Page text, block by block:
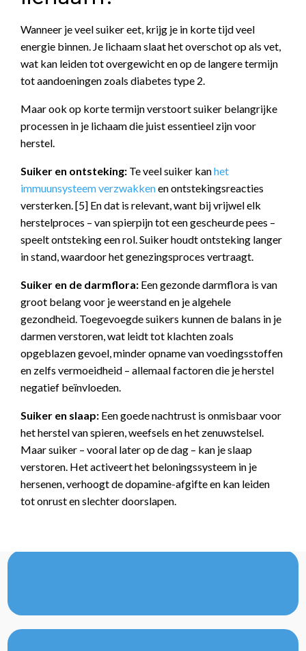
Wanneer je veel suiker eet, krijg je in korte tijd veel
energie binnen. Je lichaam slaat het overschot op als vet,
wat kan leiden tot overgewicht en op de langere termijn
tot aandoeningen zoals diabetes type 2.
Maar ook op korte termijn verstoort suiker belangrijke
processen in je lichaam die juist essentieel zijn voor
herstel.
Suiker en ontsteking: Te veel suiker kanhet
immuunsysteem verzwakkenen ontstekingsreacties
versterken. [5] En dat is relevant, want bij vrijwel elk
herstelproces – van spierpijn tot een gescheurde pees –
speelt ontsteking een rol. Suiker houdt ontsteking langer
in stand, waardoor het genezingsproces vertraagt.
Suiker en de darmflora: Een gezonde darmflora is van
groot belang voor je weerstand en je algehele
gezondheid. Toegevoegde suikers kunnen de balans in je
darmen verstoren, wat leidt tot klachten zoals
opgeblazen gevoel, minder opname van voedingsstoffen
en zelfs vermoeidheid – allemaal factoren die je herstel
negatief beïnvloeden.
Suiker en slaap: Een goede nachtrust is onmisbaar voor
het herstel van spieren, weefsels en het zenuwstelsel.
Maar suiker – vooral later op de dag – kan je slaap
verstoren. Het activeert het beloningssysteem in je
hersenen, verhoogt de dopamine-afgifte en kan leiden
tot onrust en slechter doorslapen.